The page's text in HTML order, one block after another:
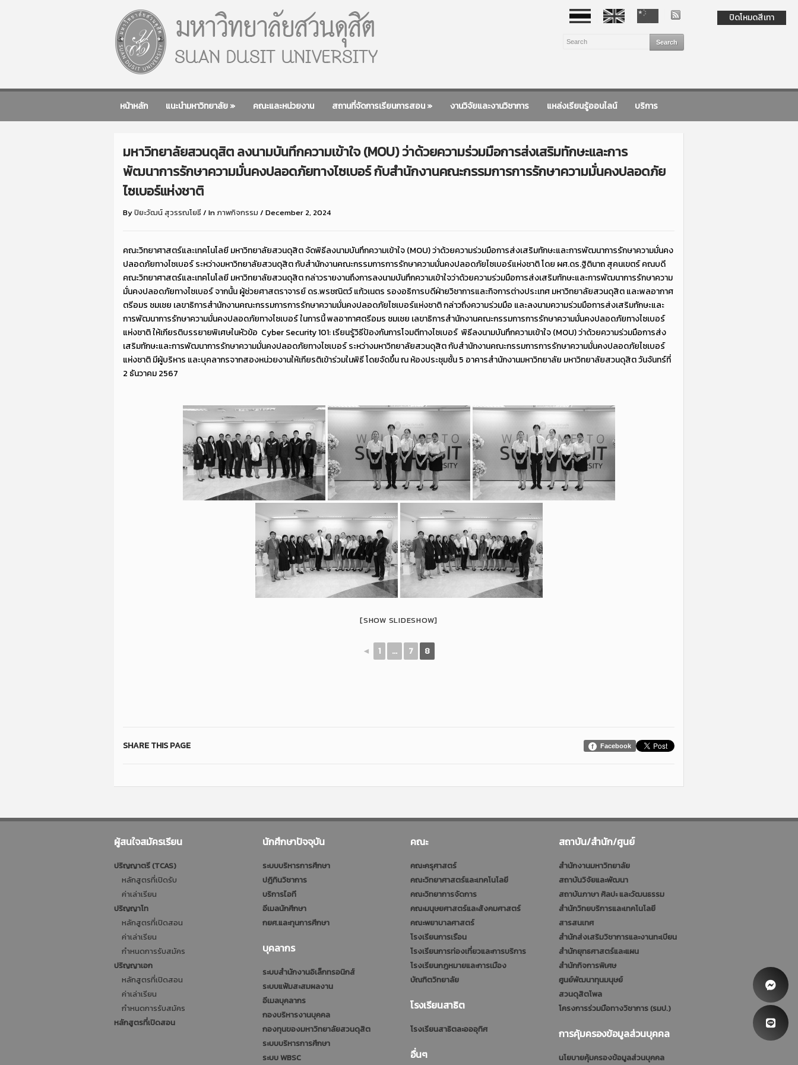
หน้าหลัก แนะนำมหาวิทยาลัย» คณะและหน่วยงาน สถานที่จัดการเรียนการสอน» งานวิจัยและงานวิชาการ แหล่งเรียนรู้ออนไลน์ บริการ
มหาวิทยาลัยสวนดุสิต ลงนามบันทึกความเข้าใจ (MOU) ว่าด้วยความร่วมมือการส่งเสริมทักษะและการ
พัฒนาการรักษาความมั่นคงปลอดภัยทางไซเบอร์ กับสำนักงานคณะกรรมการการรักษาความมั่นคงปลอดภัย
ไซเบอร์แห่งชาติ
Byปิยะวัฒน์ สุวรรณโยธี/ Inภาพกิจกรรม / December 2, 2024
คณะวิทยาศาสตร์และเทคโนโลยี มหาวิทยาลัยสวนดุสิต จัดพิธีลงนามบันทึกความเข้าใจ (MOU) ว่าด้วยความร่วมมือการส่งเสริมทักษะและการพัฒนาการรักษาความมั่นคง
ปลอดภัยทางไซเบอร์ ระหว่างมหาวิทยาลัยสวนดุสิต กับสำนักงานคณะกรรมการการรักษาความมั่นคงปลอดภัยไซเบอร์แห่งชาติ โดย ผศ.ดร.ฐิตินาถ สุคนเขตร์ คณบดี
คณะวิทยาศาสตร์และเทคโนโลยี มหาวิทยาลัยสวนดุสิต กล่าวรายงานถึงการลงนามบันทึกความเข้าใจว่าด้วยความร่วมมือการส่งเสริมทักษะและการพัฒนาการรักษาความ
มั่นคงปลอดภัยทางไซเบอร์ จากนั้น ผู้ช่วยศาสตราจารย์ ดร.พรชณิตว์ แก้วเนตร รองอธิการบดีฝ่ายวิชาการและกิจการต่างประเทศ มหาวิทยาลัยสวนดุสิต และพลอากาศ
ตรีอมร ชมเชย เลขาธิการสำนักงานคณะกรรมการการรักษาความมั่นคงปลอดภัยไซเบอร์แห่งชาติ กล่าวถึงความร่วมมือ และลงนามความร่วมมือการส่งเสริมทักษะและ
การพัฒนาการรักษาความมั่นคงปลอดภัยทางไซเบอร์ ในการนี้ พลอากาศตรีอมร ชมเชย เลขาธิการสำนักงานคณะกรรมการการรักษาความมั่นคงปลอดภัยทางไซเบอร์
แห่งชาติ ให้เกียรติบรรยายพิเศษในหัวข้อ Cyber Security 101: เรียนรู้วิธีป้องกันการโจมตีทางไซเบอร์ พิธีลงนามบันทึกความเข้าใจ (MOU) ว่าด้วยความร่วมมือการส่ง
เสริมทักษะและการพัฒนาการรักษาความมั่นคงปลอดภัยทางไซเบอร์ ระหว่างมหาวิทยาลัยสวนดุสิต กับสำนักงานคณะกรรมการการรักษาความมั่นคงปลอดภัยไซเบอร์
แห่งชาติ มีผู้บริหาร และบุคลากรจากสองหน่วยงานให้เกียรติเข้าร่วมในพิธี โดยจัดขึ้น ณ ห้องประชุมชั้น 5 อาคารสำนักงานมหาวิทยาลัย มหาวิทยาลัยสวนดุสิต วันจันทร์ที่
2 ธันวาคม 2567
[SHOW SLIDESHOW]
◄ 1 ... 7 8
Facebook
SHARE THIS PAGE
ผู้สนใจสมัครเรียน
ปริญญาตรี (TCAS)
หลักสูตรที่เปิดรับ
ค่าเล่าเรียน
ปริญญาโท
หลักสูตรที่เปิดสอน
ค่าเล่าเรียน
กำหนดการรับสมัคร
ปริญญาเอก
หลักสูตรที่เปิดสอน
ค่าเล่าเรียน
กำหนดการรับสมัคร
หลักสูตรที่เปิดสอน
นักศึกษาปัจจุบัน
ระบบบริหารการศึกษา
ปฎิทินวิชาการ
บริการไอที
อีเมลนักศึกษา
กยศ.และทุนการศึกษา
บุคลากร
ระบบสำนักงานอิเล็กทรอนิกส์
ระบบแฟ้มสะสมผลงาน
อีเมลบุคลากร
กองบริหารงานบุคคล
กองทุนของมหาวิทยาลัยสวนดุสิต
ระบบบริหารการศึกษา
ระบบ WBSC
คณะ
คณะครุศาสตร์
คณะวิทยาศาสตร์และเทคโนโลยี
คณะวิทยาการจัดการ
คณะมนุษยศาสตร์และสังคมศาสตร์
คณะพยาบาลศาสตร์
โรงเรียนการเรือน
โรงเรียนการท่องเที่ยวและการบริการ
โรงเรียนกฎหมายและการเมือง
บัณฑิตวิทยาลัย
โรงเรียนสาธิต
โรงเรียนสาธิตละอออุทิศ
อื่นๆ
สถาบัน/สำนัก/ศูนย์
สำนักงานมหาวิทยาลัย
สถาบันวิจัยและพัฒนา
สถาบันภาษา ศิลปะ และวัฒนธรรม
สำนักวิทยบริการและเทคโนโลยี
สารสนเทศ
สำนักส่งเสริมวิชาการและงานทะเบียน
สำนักยุทธศาสตร์และแผน
สำนักกิจการพิเศษ
ศูนย์พัฒนาทุนมนุษย์
สวนดุสิตโพล
โครงการร่วมมือทางวิชาการ (รมป.)
การคุ้มครองข้อมูลส่วนบุคคล
นโยบายคุ้มครองข้อมูลส่วนบุคคล
ปิดโหมดสีเทา